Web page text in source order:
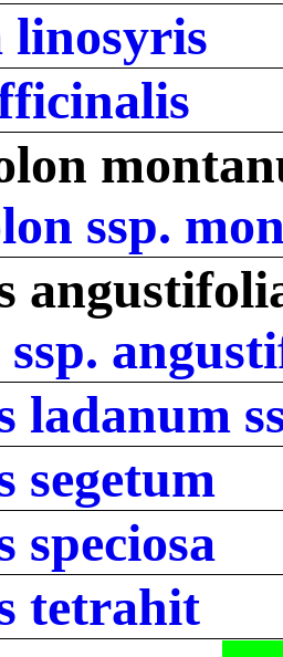
linosyris
ssp.
ladanum
segetum
speciosa
tetrahit